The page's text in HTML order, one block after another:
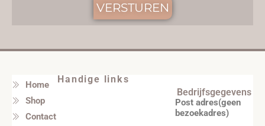
VERSTUREN
Handige links
Home
Shop
Contact
Bedrijfsgegevens
Post adres(geen
bezoekadres)